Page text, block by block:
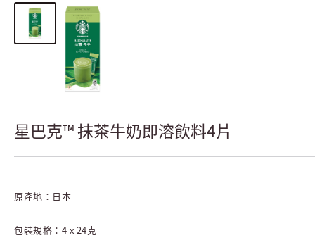
星巴克™ 抹茶牛奶即溶飲料4片
原產地： 日本
包裝規格： 4 x 24克